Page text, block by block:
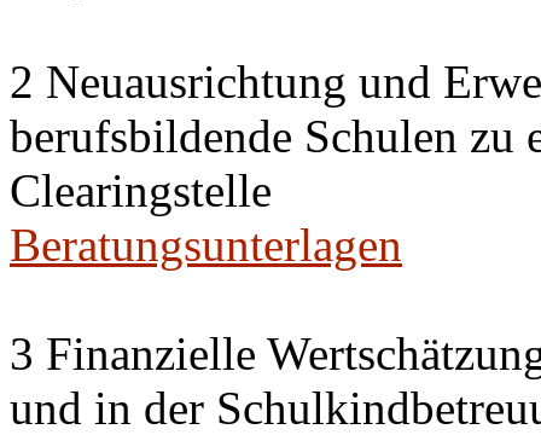
2 Neuausrichtung und
berufsbildende Schulen zu
Clearingstelle
Beratungsunterlagen
3 Finanzielle
und in der